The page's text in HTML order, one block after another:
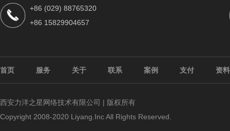
+86 (029) 88765320
+86 15829904657
首页 服务 关于 联系 案例 支付 资料
西安力洋之星网络技术有限公司 | 版权所有
Copyright 2008-2020 Liyang.Inc All Rights Reserved.